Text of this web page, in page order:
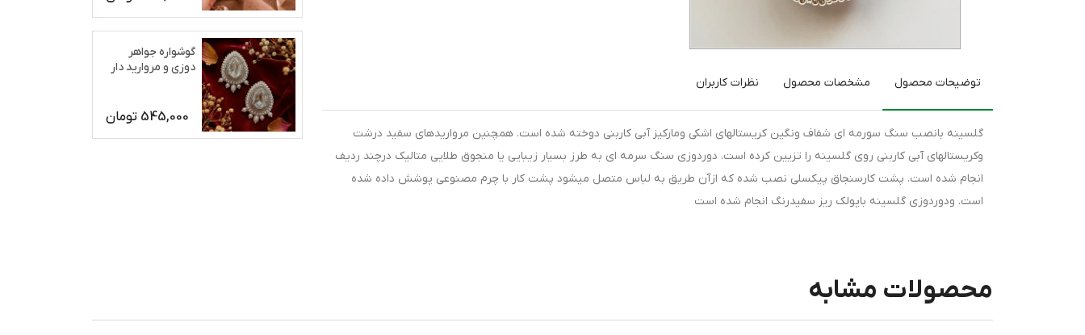
توضیحات محصول مشخصات محصول نظرات کاربران
گلسینه بانصب سنگ سورمه ای شفاف ونگین کریستالهای اشکی ومارکیز آبی کاربنی دوخته شده است. همچنین مرواریدهای سفید درشت
وکریستالهای آبی کاربنی روی گلسینه را تزیین کرده است. دوردوزی سنگ سرمه ای به طرز بسیار زیبایی یا منجوق طلایی متالیک درچند ردیف
انجام شده است. پشت کارسنجاق پیکسلی نصب شده که ازآن طریق به لباس متصل میشود پشت کار با چرم مصنوعی پوشش داده شده
است. ودوردوزی گلسینه باپولک ریز سفیدرنگ انجام شده است
گوشواره جواهر
دوزی و مروارید دار
545,000 تومان
محصولات مشابه